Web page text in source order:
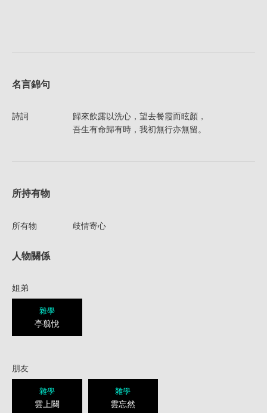
名言錦句
詩詞
歸來飲露以洗心，望去餐霞而眩顏，
吾生有命歸有時，我初無行亦無留。
所持有物
所有物 歧情寄心
人物關係
姐弟
雜學
亭翦悅
朋友
雜學
雲上闋
雜學
雲忘然